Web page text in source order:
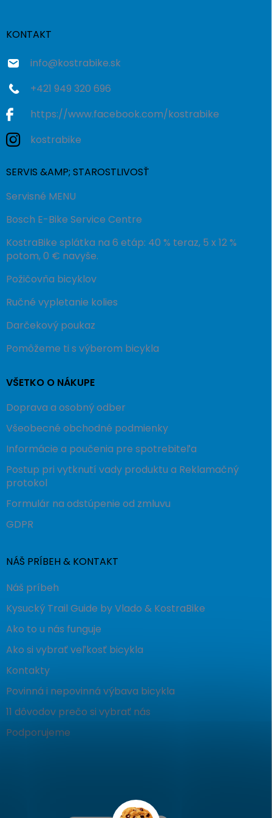
KONTAKT
info@kostrabike.sk
+421 949 320 696
https://www.facebook.com/kostrabike
kostrabike
SERVIS &AMP; STAROSTLIVOSŤ
Servisné MENU
Bosch E-Bike Service Centre
KostraBike splátka na 6 etáp: 40 % teraz, 5 x 12 %
potom, 0 € navyše.
Požičovňa bicyklov
Ručné vypletanie kolies
Darčekový poukaz
Pomôžeme ti s výberom bicykla
VŠETKO O NÁKUPE
Doprava a osobný odber
Všeobecné obchodné podmienky
Informácie a poučenia pre spotrebiteľa
Postup pri vytknutí vady produktu a Reklamačný
protokol
Formulár na odstúpenie od zmluvu
GDPR
NÁŠ PRÍBEH & KONTAKT
Náš príbeh
Kysucký Trail Guide by Vlado & KostraBike
Ako to u nás funguje
Ako si vybrať veľkosť bicykla
Kontakty
Povinná i nepovinná výbava bicykla
11 dôvodov prečo si vybrať nás
Podporujeme